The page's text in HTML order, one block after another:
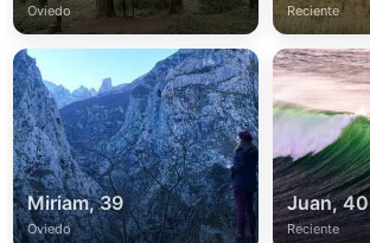
Oviedo Reciente
Miriam, 39
Oviedo
Juan, 40
Reciente